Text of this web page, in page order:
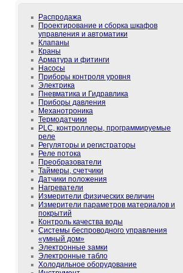
Распродажа
Проектирование и сборка шкафов
управления и автоматики
Клапаны
Краны
Арматура и фитинги
Насосы
Приборы контроля уровня
Электрика
Пневматика и Гидравлика
Приборы давления
Механотроника
Термодатчики
PLС, контроллеры, программируемые
реле
Регуляторы и регистраторы
Реле потока
Преобразователи
Таймеры, счетчики
Датчики положения
Нагреватели
Измерители физических величин
Измерители параметров материалов и
покрытий
Контроль качества воды
Системы беспроводного управления
«умный дом»
Электронные замки
Электронные табло
Холодильное оборудование